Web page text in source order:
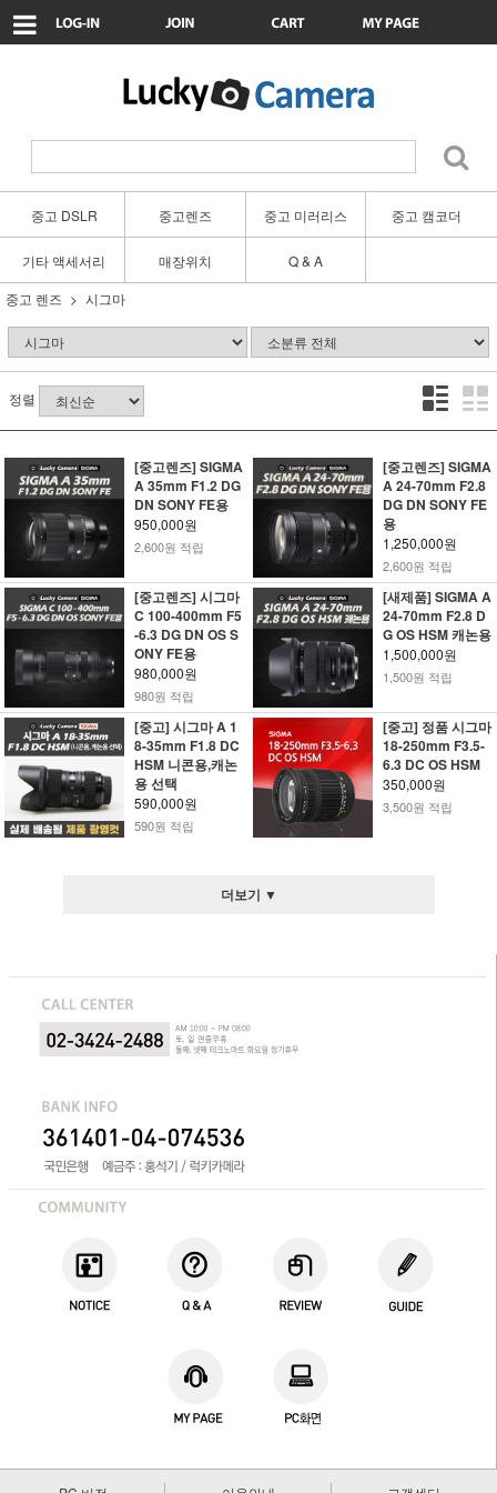
중고 DSLR 중고렌즈 중고 미러리스 중고 캠코더
기타 액세서리 매장위치
Q & A
중고 렌즈
시그마
정렬
[중고렌즈] SIGMA
A 35mm F1.2 DG
DN SONY FE용
950,000원
2,600원 적립
[중고렌즈] SIGMA
A 24-70mm F2.8
DG DN SONY FE
용
1,250,000원
2,600원 적립
[중고렌즈] 시그마
C 100-400mm F5
-6.3 DG DN OS S
ONY FE용
980,000원
980원 적립
[새제품] SIGMA A
24-70mm F2.8 D
G OS HSM 캐논용
1,500,000원
1,500원 적립
[중고] 시그마 A 1
8-35mm F1.8 DC
HSM 니콘용,캐논
용 선택
590,000원
590원 적립
[중고] 정품 시그마
18-250mm F3.5-
6.3 DC OS HSM
350,000원
3,500원 적립
더보기 ▼